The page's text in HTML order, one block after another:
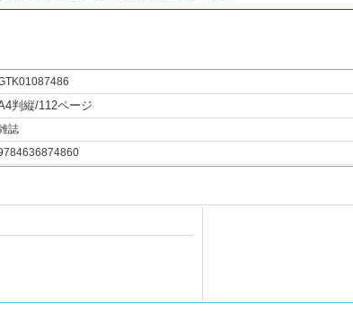
判縦/112ページ
誌